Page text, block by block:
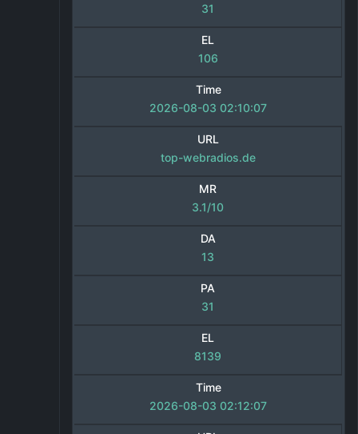
31
EL
106
Time
2026-08-03 02:10:07
URL
top-webradios.de
MR
3.1/10
DA
13
PA
31
EL
8139
Time
2026-08-03 02:12:07